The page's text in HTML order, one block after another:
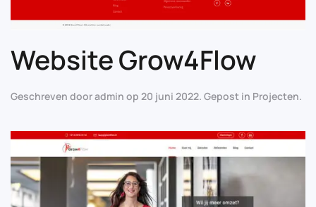
Website Grow4Flow
Geschreven dooradmin op 20 juni 2022. Gepost in Projecten.